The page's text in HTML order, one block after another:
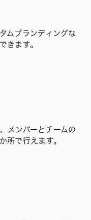
ムブランディングな
きます。
メンバーとチームの
所で行えます。